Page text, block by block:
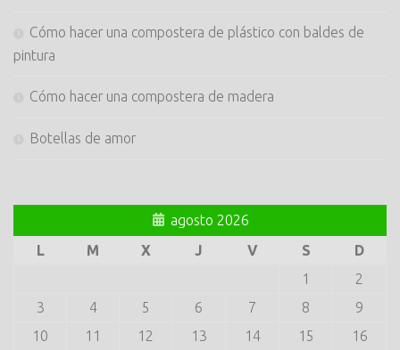
Cómo hacer una compostera de plástico con baldes de
pintura
Cómo hacer una compostera de madera
Botellas de amor
agosto 2026
L
M X J V S
D
1
2
3
4 5 6 7 8
9
10
11 12 13 14 15 16